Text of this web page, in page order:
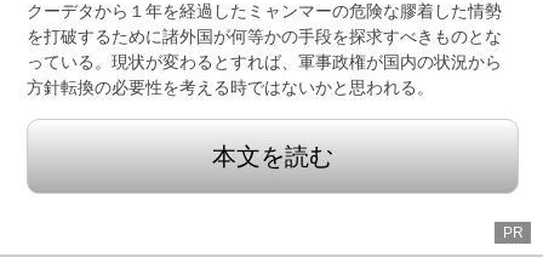
クーデタから１年を経過したミャンマーの危険な膠着した情勢
を打破するために諸外国が何等かの手段を探求すべきものとな
っている。現状が変わるとすれば、軍事政権が国内の状況から
方針転換の必要性を考える時ではないかと思われる。
本文を読む
PR